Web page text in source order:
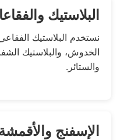
البلاستيك
نستخدم البلاستيك
الخدوش، والبلاستيك
والستائر.
الإسفنج